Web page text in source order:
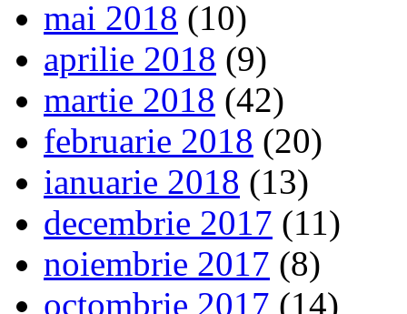
mai 2018 (10)
aprilie 2018 (9)
martie 2018 (42)
februarie 2018 (20)
ianuarie 2018 (13)
decembrie 2017 (11)
noiembrie 2017 (8)
octombrie 2017 (14)